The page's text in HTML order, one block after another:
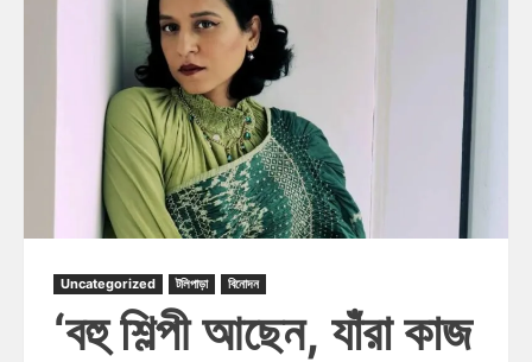
Uncategorized টলিপাড়া বিনোদন
‘বহু শিল্পী আছেন, যাঁরা কাজ